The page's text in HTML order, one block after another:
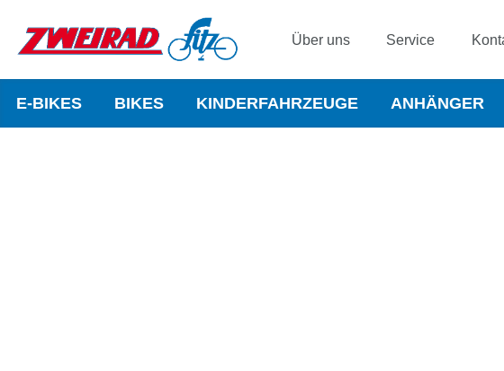
Über uns Service
E-BIKES BIKES KINDERFAHRZEUGE ANHÄNGER